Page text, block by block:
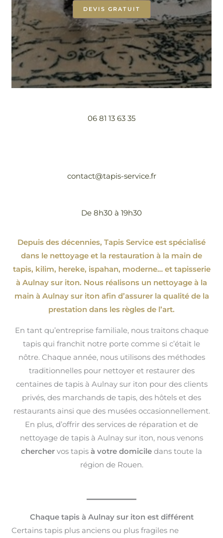
DEVIS GRATUIT
06 81 13 63 35
contact@tapis-service.fr
De 8h30 à 19h30
Depuis des décennies, Tapis Service est spécialisé
dans le nettoyage et la restauration à la main de
tapis, kilim, hereke, ispahan, moderne…et tapisserie
à Aulnay sur iton. Nous réalisons un nettoyage à la
main à Aulnay sur iton afin d’assurer la qualité de la
prestation dans les règles de l’art.
En tant qu’entreprise familiale, nous traitons chaque
tapis qui franchit notre porte comme si c’était le
nôtre. Chaque année, nous utilisons des méthodes
traditionnelles pour nettoyer et restaurer des
centaines de tapis à Aulnay sur iton pour des clients
privés, des marchands de tapis, des hôtels et des
restaurants ainsi que des musées occasionnellement.
En plus, d’offrir des services de réparation et de
nettoyage de tapis à Aulnay sur iton, nous venons
chercher vos tapis à votre domicile dans toute la
région de Rouen.
Chaque tapis à Aulnay sur iton est différent
Certains tapis plus anciens ou plus fragiles ne